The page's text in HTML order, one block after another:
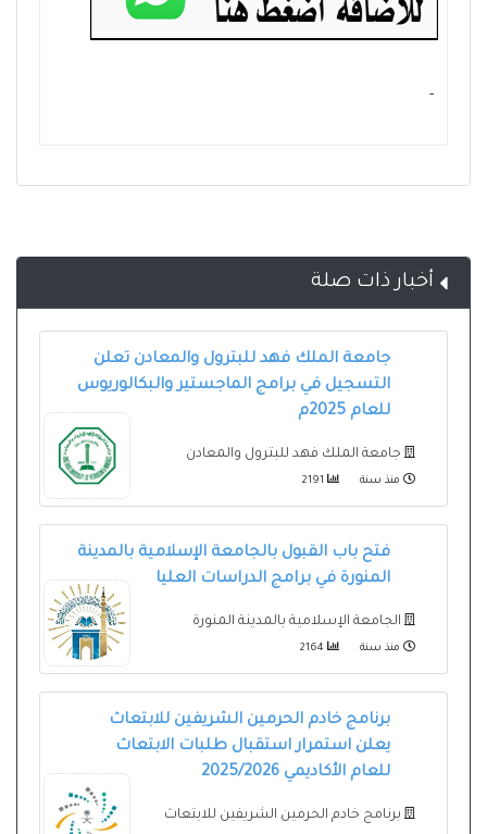
- ‏
أخبار ذات صلة
جامعة الملك فهد للبترول والمعادن تعلن
التسجيل في برامج الماجستير والبكالوريوس
للعام 2025م
جامعة الملك فهد للبترول والمعادن
منذ سنة
فتح باب القبول بالجامعة الإسلامية بالمدينة
المنورة في برامج الدراسات العليا
الجامعة الإسلامية بالمدينة المنورة
منذ سنة
برنامج خادم الحرمين الشريفين للابتعاث
للعام الأكاديمي 2025/2026
برنامج خادم الحرمين الشريفين للابتعاث